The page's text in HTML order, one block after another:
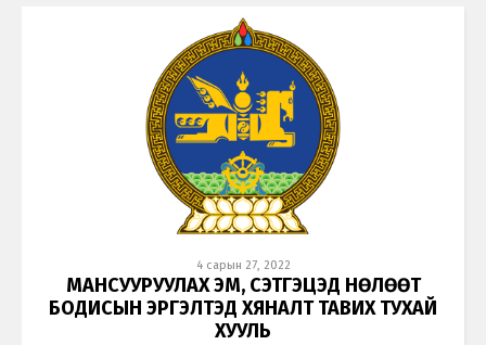
4 сарын 27, 2022
МАНСУУРУУЛАХ ЭМ, СЭТГЭЦЭД НӨЛӨӨТ
БОДИСЫН ЭРГЭЛТЭД ХЯНАЛТ ТАВИХ ТУХАЙ
ХУУЛЬ